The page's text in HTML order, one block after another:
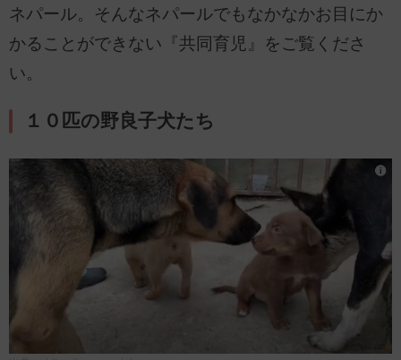
ネパール。そんなネパールでもなかなかお目にか
かることができない『共同育児』をご覧くださ
い。
１０匹の野良子犬たち